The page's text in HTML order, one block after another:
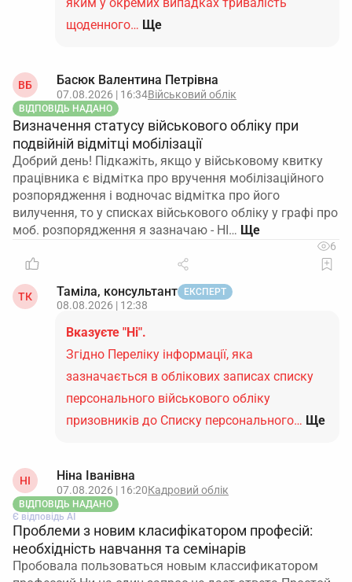
щоденного… Ще
ВБ Басюк Валентина Петрівна
07.08.2026 | 16:34Військовий облік
ВІДПОВІДЬ НАДАНО
Визначення статусу військового обліку при
подвійній відмітці мобілізації
Добрий день! Підкажіть, якщо у військовому квитку
працівника є відмітка про вручення мобілізаційного
розпорядження і водночас відмітка про його
вилучення, то у списках військового обліку у графі про
моб. розпорядження я зазначаю - НІ…
6
ТК Таміла, консультант ЕКСПЕРТ
08.08.2026 | 12:38
Вказуєте "Ні".
Згідно Переліку інформації, яка
зазначається в облікових записах списку
персонального військового обліку
призовників до Списку персонального… Ще
НІ Ніна Іванівна
07.08.2026 | 16:20Кадровий облік
ВІДПОВІДЬ НАДАНО
Є відповідь АІ
Проблеми з новим класифікатором професій:
необхідність навчання та семінарів
Пробовала пользоваться новым классификатором